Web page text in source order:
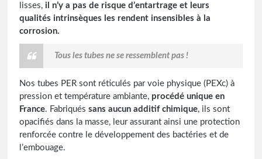
lisses,il n’y a pas de risque d’entartrage et leurs
qualités intrinsèques les rendent insensibles à la
corrosion.
Tous les tubes ne se ressemblent pas !
Nos tubes PER sont réticulés par voie physique (PEXc) à
pression et température ambiante, procédé unique en
France. Fabriquéssans aucun additif chimique, ils sont
opacifiés dans la masse, leur assurant ainsi une protection
renforcée contre le développement des bactéries et de
l’embouage.